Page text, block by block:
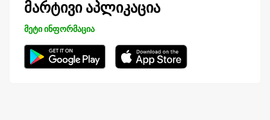
მარტივი აპლიკაცია
მეტი ინფორმაცია